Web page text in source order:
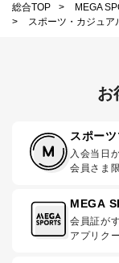
総合TOP
> MEGA
>
スポーツ・カジュア
お
スポー
入会当日
会員さま
MEGA
会員証が
アプリク